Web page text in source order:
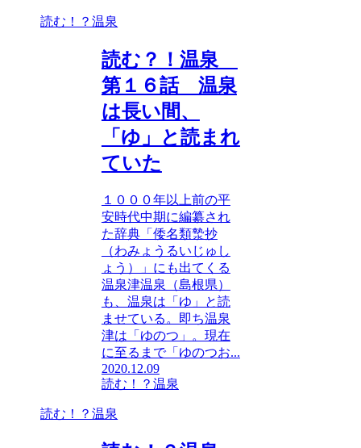
読む！？温泉
読む？！温泉
第１６話 温泉
は長い間、
「ゆ」と読まれ
ていた
１０００年以上前の平
安時代中期に編纂され
た辞典「倭名類漐抄
（わみょうるいじゅし
ょう）」にも出てくる
温泉津温泉（島根県）
も、温泉は「ゆ」と読
ませている。即ち温泉
津は「ゆのつ」。現在
に至るまで「ゆのつお...
2020.12.09
読む！？温泉
読む！？温泉